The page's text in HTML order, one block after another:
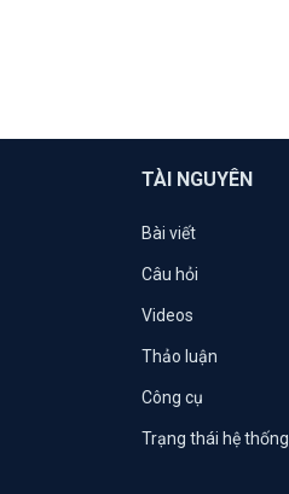
TÀI NGUYÊN
Bài viết
Câu hỏi
Videos
Thảo luận
Công cụ
Trạng thái hệ thống